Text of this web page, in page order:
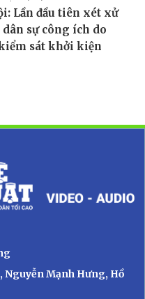
Lần đầu tiên xét xử
dân sự công ích do
sát khởi kiện
Nguyễn Mạnh Hưng, Hồ